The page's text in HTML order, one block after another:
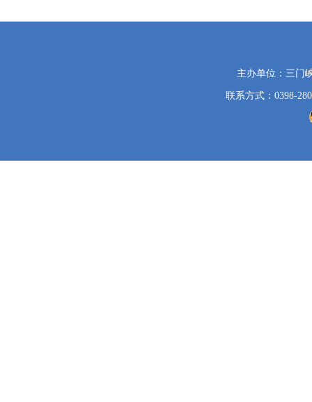
主办单位：三门
联系方式：0398-